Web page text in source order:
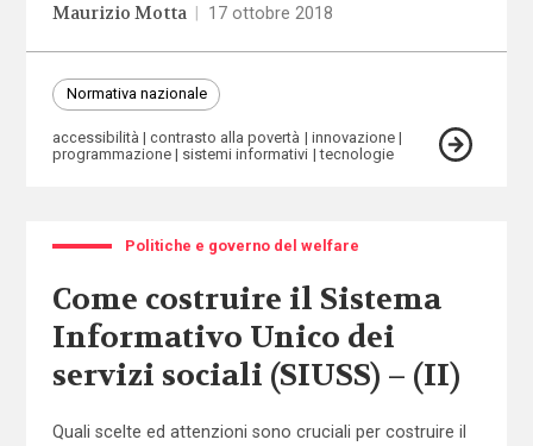
Maurizio Motta | 17 ottobre 2018
Normativa nazionale
accessibilità contrasto alla povertà
innovazione
programmazione
sistemi informativi tecnologie
Politiche e governo del welfare
Come costruire il Sistema
Informativo Unico dei
servizi sociali (SIUSS) – (II)
Quali scelte ed attenzioni sono cruciali per costruire il